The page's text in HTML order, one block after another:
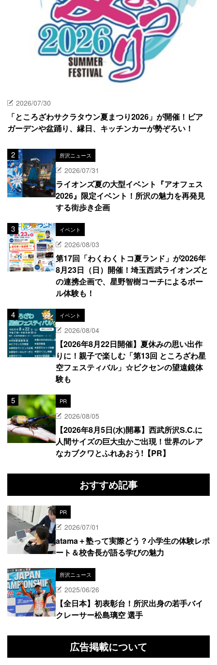
2026/07/30
「ところざわサクラタウン夏まつり2026」が開催！ビア
ガーデンや盆踊り、縁日、キッチンカーが勢ぞろい！
所沢ニュース
2026/07/31
ライオンズ夏の大型イベント『アオフェス
2026』限定イベント！所沢の魅力を再発見
する街歩き企画
イベント
2026/08/03
第17回「わくわくトコ夏ランド」が2026年
8月23日（日）開催！埼玉西武ライオンズと
の連携企画で、星野智樹コーチによるボー
ル体験も！
イベント
2026/08/04
【2026年8月22日開催】夏休みの思い出作
りに！親子で楽しむ「第13回 ところざわ星
空フェスティバル」☆ビクセンの望遠鏡体
験も
PR
2026/08/05
【2026年8月5日(水)開幕】西武所沢S.C.に
人間サイズの巨大虫かご出現！世界のレア
なカブクワとふれあおう!【PR】
おすすめ記事
PR
2026/07/01
atama＋塾って実際どう？小学生の体験レポ
ート＆校舎長が語る学びの魅力
所沢ニュース
2025/06/26
【全日本】初表彰台！所沢出身の若手バイ
クレーサー松島璃空 選手
広告掲載について